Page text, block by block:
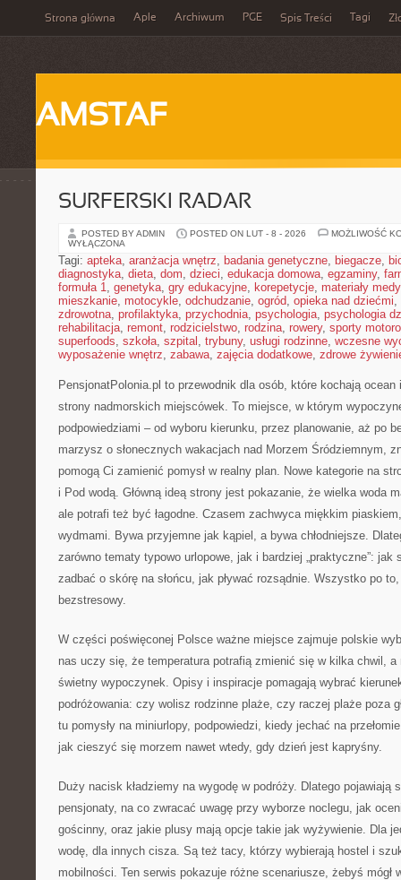
Strona główna Aple Archiwum PGE Spis Treści Tagi
AMSTAF
SURFERSKI RADAR
POSTED BY ADMIN POSTED ON LUT - 8 - 2026
MOŻLIWOŚĆ
WYŁĄCZONA
Tagi: apteka, aranżacja wnętrz, badania genetyczne, biegacze,
diagnostyka, dieta, dom, dzieci, edukacja domowa, egzaminy,
formuła 1, genetyka, gry edukacyjne, korepetycje, materiały
mieszkanie, motocykle, odchudzanie, ogród, opieka nad dziećmi,
zdrowotna, profilaktyka, przychodnia, psychologia, psychologia
rehabilitacja, remont, rodzicielstwo, rodzina, rowery, sporty
superfoods, szkoła, szpital , trybuny, usługi rodzinne, wczesne
wyposażenie wnętrz, zabawa, zajęcia dodatkowe, zdrowe
PensjonatPolonia.pl to przewodnik dla osób, które kochają
strony nadmorskich miejscówek. To miejsce, w którym
podpowiedziami – od wyboru kierunku, przez planowanie, aż po
marzysz o słonecznych wakacjach nad Morzem Śródziemnym,
pomogą Ci zamienić pomysł w realny plan. Nowe kategorie na
i Pod wodą. Główną ideą strony jest pokazanie, że wielka woda
ale potrafi też być łagodne. Czasem zachwyca miękkim
wydmami. Bywa przyjemne jak kąpiel, a bywa chłodniejsze.
zarówno tematy typowo urlopowe, jak i bardziej „praktyczne”: jak
zadbać o skórę na słońcu, jak pływać rozsądnie. Wszystko po
bezstresowy.
W części poświęconej Polsce ważne miejsce zajmuje polskie
nas uczy się, że temperatura potrafią zmienić się w kilka chwil,
świetny wypoczynek. Opisy i inspiracje pomagają wybrać
podróżowania: czy wolisz rodzinne plaże, czy raczej plaże poza
tu pomysły na miniurlopy, podpowiedzi, kiedy jechać na
jak cieszyć się morzem nawet wtedy, gdy dzień jest kapryśny.
Duży nacisk kładziemy na wygodę w podróży. Dlatego
pensjonaty, na co zwracać uwagę przy wyborze noclegu, jak
gościnny, oraz jakie plusy mają opcje takie jak wyżywienie. Dla
wodę, dla innych cisza. Są też tacy, którzy wybierają hostel i
mobilności. Ten serwis pokazuje różne scenariusze, żebyś mógł